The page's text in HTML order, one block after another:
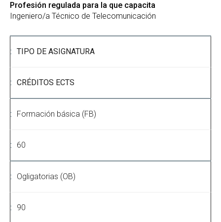
Profesión regulada para la que capacita
Ingeniero/a Técnico de Telecomunicación
TIPO DE ASIGNATURA
CRÉDITOS ECTS
Formación básica (FB)
60
Ogligatorias (OB)
90